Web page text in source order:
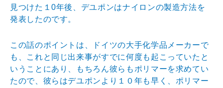
見つけた１0年後、デユポンはナイロンの製造方法を
発表したのです。
この話のポイントは、ドイツの大手化学品メーカーで
も、これと同じ出来事がすでに何度も起こっていたと
いうことにあり、もちろん彼らもポリマーを求めてい
たので、彼らはデユポンより１０年も早く、ポリマー